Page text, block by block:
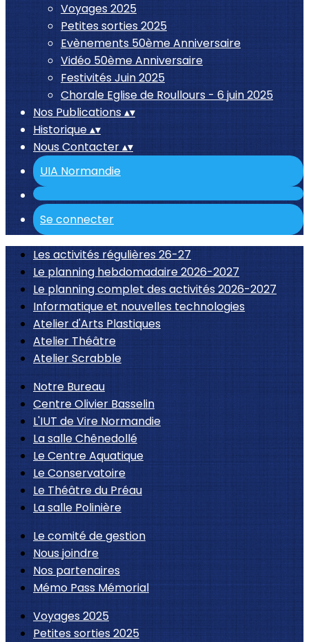
Voyages 2025
Petites sorties 2025
Evènements 50ème Anniversaire
Vidéo 50ème Anniversaire
Festivités Juin 2025
Chorale Eglise de Roullours - 6 juin 2025
Nos Publications▴▾
Historique▴▾
Nous Contacter▴▾
UIA Normandie
Se connecter
Les activités régulières 26-27
Le planning hebdomadaire 2026-2027
Le planning complet des activités 2026-2027
Informatique et nouvelles technologies
Atelier d'Arts Plastiques
Atelier Théâtre
Atelier Scrabble
Notre Bureau
Centre Olivier Basselin
L'IUT de Vire Normandie
La salle Chênedollé
Le Centre Aquatique
Le Conservatoire
Le Théâtre du Préau
La salle Polinière
Le comité de gestion
Nous joindre
Nos partenaires
Mémo Pass Mémorial
Voyages 2025
Petites sorties 2025